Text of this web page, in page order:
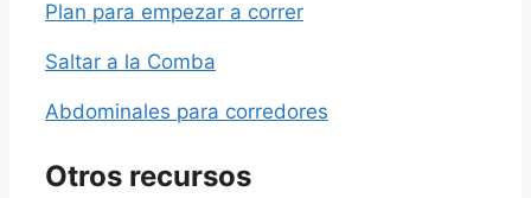
Plan para empezar a correr
Saltar a la Comba
Abdominales para corredores
Otros recursos